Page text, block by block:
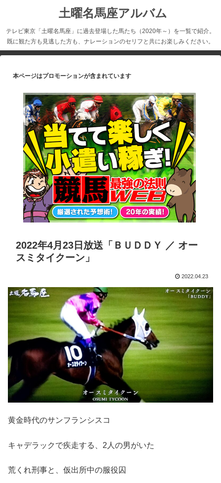
土曜名馬座アルバム
テレビ東京「土曜名馬座」に過去登場した馬たち（2020年～）を一覧で紹介。
既に観た方も見逃した方も、ナレーションのセリフと共にお楽しみください。
本ページはプロモーションが含まれています
2022年4月23日放送「ＢＵＤＤＹ ／ オー
スミタイクーン」
2022.04.23
黄金時代のサンフランシスコ
キャデラックで疾走する、2人の男がいた
荒くれ刑事と、仮出所中の服役囚